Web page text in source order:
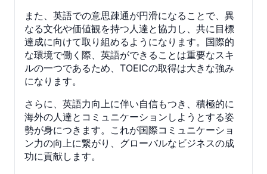
また、英語での意思疎通が円滑になることで、異
なる文化や価値観を持つ人達と協力し、共に目標
達成に向けて取り組めるようになります。国際的
な環境で働く際、英語ができることは重要なスキ
ルの一つであるため、TOEICの取得は大きな強み
になります。
さらに、英語力向上に伴い自信もつき、積極的に
海外の人達とコミュニケーションしようとする姿
勢が身につきます。これが国際コミュニケーショ
ン力の向上に繋がり、グローバルなビジネスの成
功に貢献します。